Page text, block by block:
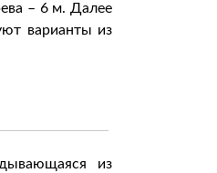
– 6 м. Далее
варианты из
из